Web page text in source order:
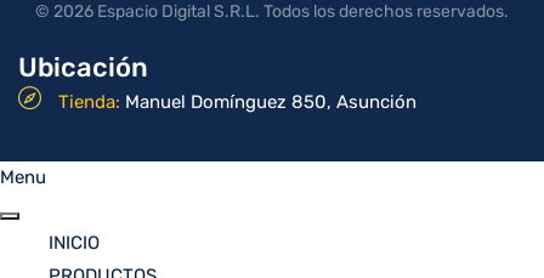
Ubicación
Tienda: Manuel Domínguez 850, Asunción
© 2026 Espacio Digital S.R.L. Todos los derechos reservados.
Menu
INICIO